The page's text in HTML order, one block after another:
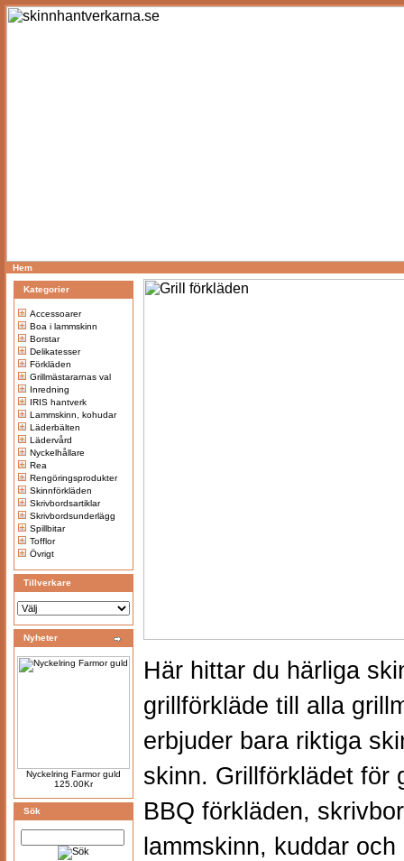
Hem
Kategorier
Accessoarer
Boa i lammskinn
Borstar
Delikatesser
Förkläden
Grillmästararnas val
Inredning
IRIS hantverk
Lammskinn, kohudar
Läderbälten
Lädervård
Nyckelhållare
Rea
Rengöringsprodukter
Skinnförkläden
Skrivbordsartiklar
Skrivbordsunderlägg
Spillbitar
Tofflor
Övrigt
Tillverkare
Nyheter
Nyckelring Farmor guld
125.00Kr
Sök
Här hittar du härliga
grillförkläde till alla
erbjuder bara riktiga
skinn. Grillförklädet för
BBQ förkläden,
lammskinn, kuddar